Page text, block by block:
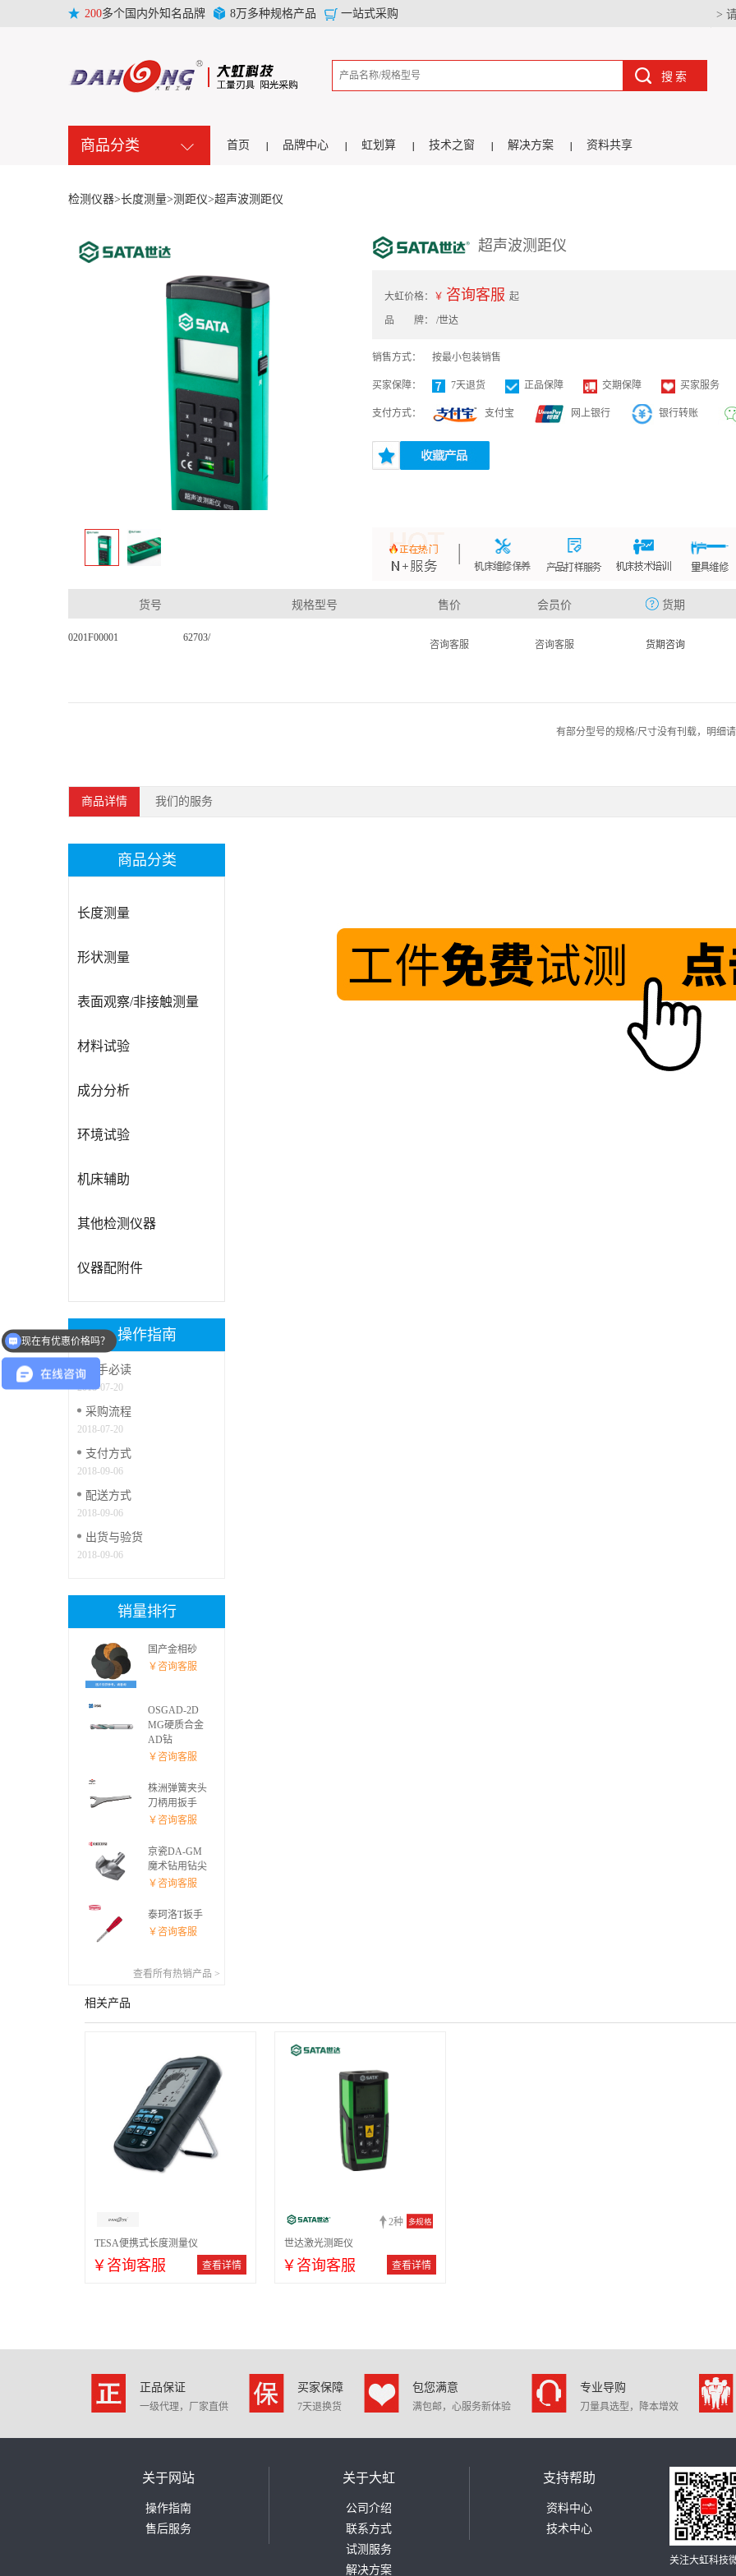
200多个国内外知名品牌 8万多种规格产品 一站式采购 >
搜索
商品分类 首页 品牌中心 虹划算 技术之窗 解决方案 资料共享
检测仪器>长度测量>测距仪>超声波测距仪
超声波测距仪
大虹价格： ￥ 咨询客服 起
品 牌： /世达
销售方式： 按最小包装销售
买家保障： 7天退货 正品保障 交期保障 买家服务
支付方式： 支付宝 网上银行 银行转账
货号 规格型号 售价 会员价 货期
0201F00001 62703/
咨询客服 咨询客服 货期咨询
有部分型号的规格/尺寸没有刊载，明细
商品详情 我们的服务
商品分类
长度测量
形状测量
表面观察/非接触测量
材料试验
成分分析
环境试验
机床辅助
其他检测仪器
仪器配附件
操作指南
新手必读
2018-07-20
采购流程
2018-07-20
支付方式
2018-09-06
配送方式
2018-09-06
出货与验货
2018-09-06
销量排行
国产金相砂
￥咨询客服
OSGAD-2D
MG硬质合金
AD钻
￥咨询客服
株洲弹簧夹头
刀柄用扳手
￥咨询客服
京瓷DA-GM
魔术钻用钻尖
￥咨询客服
泰珂洛T扳手
￥咨询客服
查看所有热销产品 >
相关产品
TESA便携式长度测量仪
￥咨询客服 查看详情
2种 多规格
世达激光测距仪
￥咨询客服 查看详情
正品保证
一级代理，厂家直供
买家保障
7天退换货
包您满意
满包邮，心服务新体验
专业导购
刀量具选型，降本增效
关于网站
操作指南
售后服务
关于大虹
公司介绍
联系方式
试测服务
解决方案
支持帮助
资料中心
技术中心
关注大虹科技
现在有优惠价格吗？